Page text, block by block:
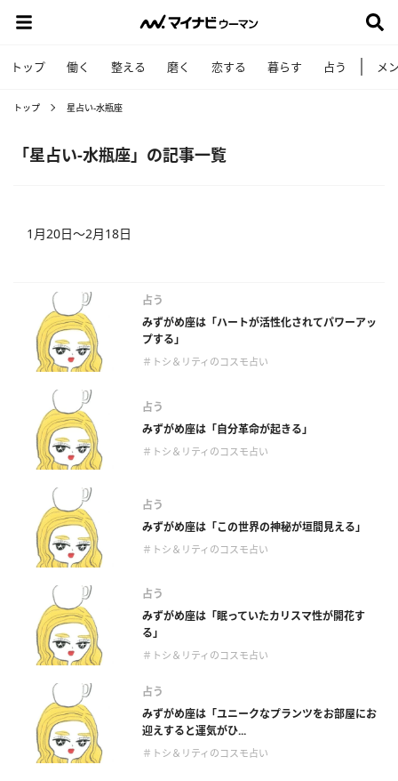
トップ 働く 整える 磨く 恋する 暮らす 占う メ
トップ 星占い-水瓶座
「星占い-水瓶座」の記事一覧
1月20日～2月18日
占う
みずがめ座は「ハートが活性化されてパワーアッ
プする」
＃トシ＆リティのコスモ占い
占う
みずがめ座は「自分革命が起きる」
＃トシ＆リティのコスモ占い
占う
みずがめ座は「この世界の神秘が垣間見える」
＃トシ＆リティのコスモ占い
占う
みずがめ座は「眠っていたカリスマ性が開花す
る」
＃トシ＆リティのコスモ占い
占う
みずがめ座は「ユニークなプランツをお部屋にお
迎えすると運気がひ...
＃トシ＆リティのコスモ占い